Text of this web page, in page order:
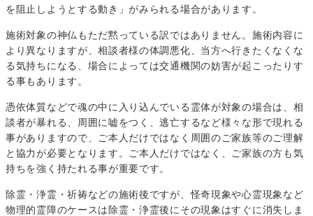
を阻止しようとする動き」がみられる場合があります。
施術対象の神仏もただ黙っている訳ではありません。施術内容に
より異なりますが、相談者様の体調悪化、当方へ行きたくなくな
る気持ちになる、場合によっては交通機関の妨害が起こったりす
る事もあります。
憑依体質などで魂の中に入り込んでいる霊体が対象の場合は、相
談者が暴れる、周囲に嘘をつく、逃亡するなど様々な形で現れる
事がありますので、ご本人だけではなく周囲のご家族等のご理解
と協力が必要となります。ご本人だけではなく、ご家族の方も気
持ちを強く持たれる事が重要です。
除霊・浄霊・祈祷などの施術後ですが、怪奇現象や心霊現象など
物理的霊障のケースは除霊・浄霊後にその現象はすぐに消失しま